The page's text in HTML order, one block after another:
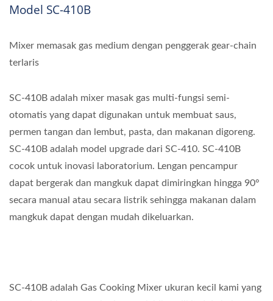
Model SC-410B
Mixer memasak gas medium dengan penggerak gear-chain
terlaris
SC-410B adalah mixer masak gas multi-fungsi semi-
otomatis yang dapat digunakan untuk membuat saus,
permen tangan dan lembut, pasta, dan makanan digoreng.
SC-410B adalah model upgrade dari SC-410. SC-410B
cocok untuk inovasi laboratorium. Lengan pencampur
dapat bergerak dan mangkuk dapat dimiringkan hingga 90°
secara manual atau secara listrik sehingga makanan dalam
mangkuk dapat dengan mudah dikeluarkan.
SC-410B adalah Gas Cooking Mixer ukuran kecil kami yang